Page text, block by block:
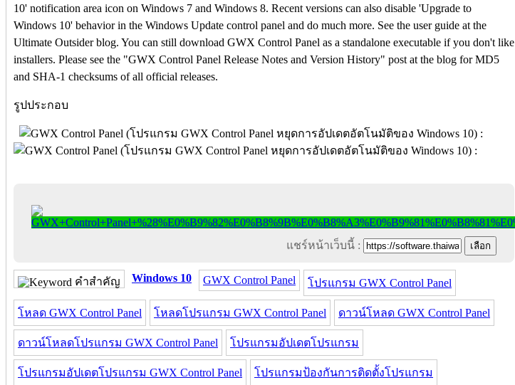
10' notification area icon on Windows 7 and Windows 8. Recent versions can also disable 'Upgrade to
Windows 10' behavior in the Windows Update control panel and do much more. See the user guide at the
Ultimate Outsider blog. You can still download GWX Control Panel as a standalone executable if you don't like
installers. Please see the "GWX Control Panel Release Notes and Version History" post at the blog for MD5
and SHA-1 checksums of all official releases.
รูปประกอบ
แชร์หน้าเว็บนี้ :
คำสำคัญ Windows 10 GWX Control Panel โปรแกรม GWX Control Panel
โหลด GWX Control Panel โหลดโปรแกรม GWX Control Panel ดาวน์โหลด GWX Control Panel
ดาวน์โหลดโปรแกรม GWX Control Panel โปรแกรมอัปเดตโปรแกรม
โปรแกรมอัปเดตโปรแกรม GWX Control Panel โปรแกรมป้องกันการติดตั้งโปรแกรม